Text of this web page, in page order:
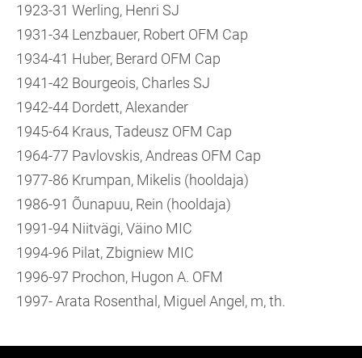
1923-31 Werling, Henri SJ
1931-34 Lenzbauer, Robert OFM Cap
1934-41 Huber, Berard OFM Cap
1941-42 Bourgeois, Charles SJ
1942-44 Dordett, Alexander
1945-64 Kraus, Tadeusz OFM Cap
1964-77 Pavlovskis, Andreas OFM Cap
1977-86 Krumpan, Mikelis (hooldaja)
1986-91 Õunapuu, Rein (hooldaja)
1991-94 Niitvägi, Väino MIC
1994-96 Pilat, Zbigniew MIC
1996-97 Prochon, Hugon A. OFM
1997- Arata Rosenthal, Miguel Angel, m, th.